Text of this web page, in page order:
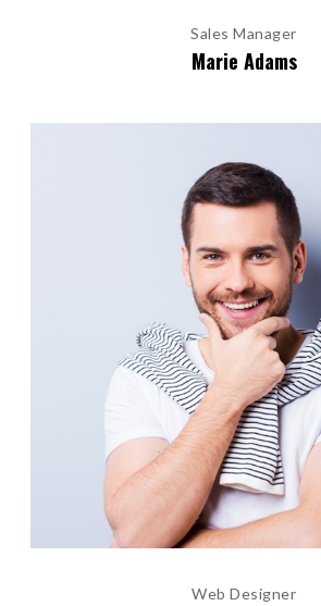
Sales Manager
Marie Adams
Web Designer